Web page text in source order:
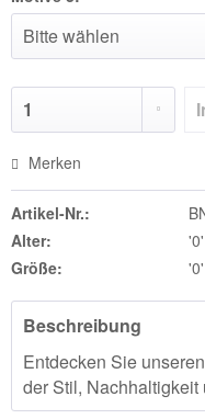
Merken
Artikel-Nr.:
Alter:
'0'
Größe:
'0'
Beschreibung
Entdecken Sie
der Stil, Nachhaltigkeit